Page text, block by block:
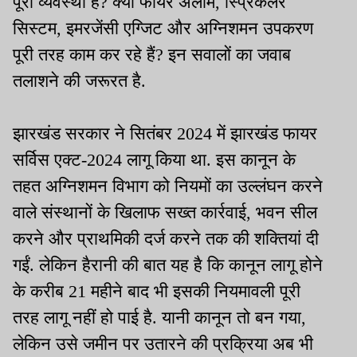
सिस्टम, इमरजेंसी एग्जिट और अग्निशमन उपकरण
पूरी तरह काम कर रहे हैं? इन सवालों का जवाब
तलाशने की जरूरत है.
झारखंड सरकार ने सितंबर 2024 में झारखंड फायर
सर्विस एक्ट-2024 लागू किया था. इस कानून के
तहत अग्निशमन विभाग को नियमों का उल्लंघन करने
वाले संस्थानों के खिलाफ सख्त कार्रवाई, भवन सील
करने और प्राथमिकी दर्ज करने तक की शक्तियां दी
गईं. लेकिन हैरानी की बात यह है कि कानून लागू होने
के करीब 21 महीने बाद भी इसकी नियमावली पूरी
तरह लागू नहीं हो पाई है. यानी कानून तो बन गया,
लेकिन उसे जमीन पर उतारने की प्रक्रिया अब भी